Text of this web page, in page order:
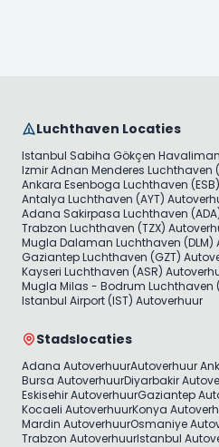
Luchthaven Locaties
Istanbul Sabiha Gökçen
Izmir Adnan Menderes Luchthaven
Ankara Esenboga Luchthaven
Antalya Luchthaven (AYT)
Adana Sakirpasa Luchthaven
Trabzon Luchthaven (TZX)
Mugla Dalaman Luchthaven (DLM)
Gaziantep Luchthaven (GZT)
Kayseri Luchthaven (ASR)
Mugla Milas - Bodrum Luchthaven
Istanbul Airport (IST) Autoverhuur
Stadslocaties
Adana AutoverhuurAutoverhuur
Bursa AutoverhuurDiyarbakir
Eskisehir AutoverhuurGaziantep
Kocaeli AutoverhuurKonya
Mardin AutoverhuurOsmaniye
Trabzon AutoverhuurIstanbul